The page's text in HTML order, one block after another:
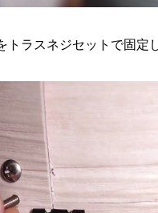
ラスネジセットで固定し